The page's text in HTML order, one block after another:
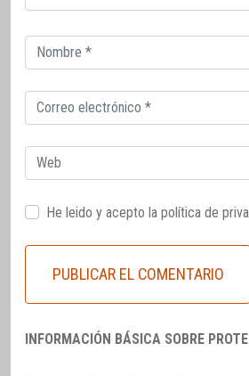
Correo
electrónico
Correo
electrónico
Web
He leido y acepto la política de
INFORMACIÓN BÁSICA SOBRE